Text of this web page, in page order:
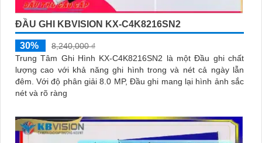
ĐẦU GHI KBVISION KX-C4K8216SN2
30%
8,240,000 ₫
Trung Tâm Ghi Hình KX-C4K8216SN2 là một Đầu ghi chất
lượng cao với khả năng ghi hình trong và nét cả ngày lẫn
đêm. Với độ phân giải 8.0 MP, Đầu ghi mang lại hình ảnh sắc
nét và rõ ràng